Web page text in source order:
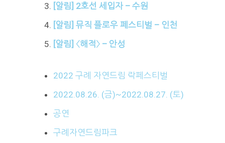
[알림] 2호선 세입자 – 수원
[알림] 뮤직 플로우 페스티벌 – 인천
[알림] 〈해적〉 – 안성
2022 구례 자연드림 락페스티벌
2022.08.26. (금)~2022.08.27. (토)
공연
구례자연드림파크